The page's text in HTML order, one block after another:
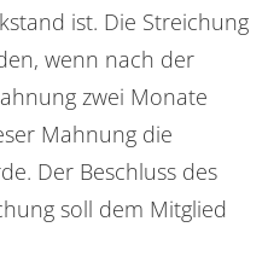
ist. Die Streichung
wenn nach der
zwei Monate
Mahnung die
Der Beschluss des
soll dem Mitglied